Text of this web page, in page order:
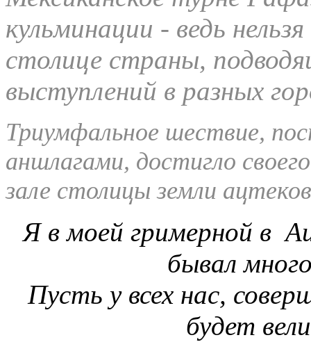
кульминации - ведь
столице страны,
выступлений в разных
Триумфальное шествие,
аншлагами, достигло
зале столицы земли
Я в моей гримерной в
бывал
Пусть у всех нас,
будет